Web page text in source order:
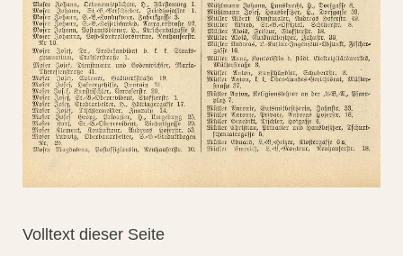
Volltext dieser Seite